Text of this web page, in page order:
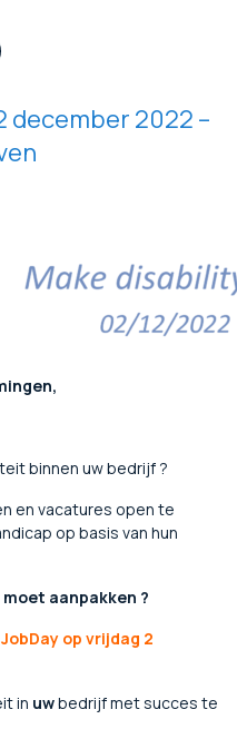
december 2022 –
binnen uw bedrijf ?
en vacatures open te
op basis van hun
aanpakken ?
JobDay op vrijdag 2
in uwbedrijf met succes te